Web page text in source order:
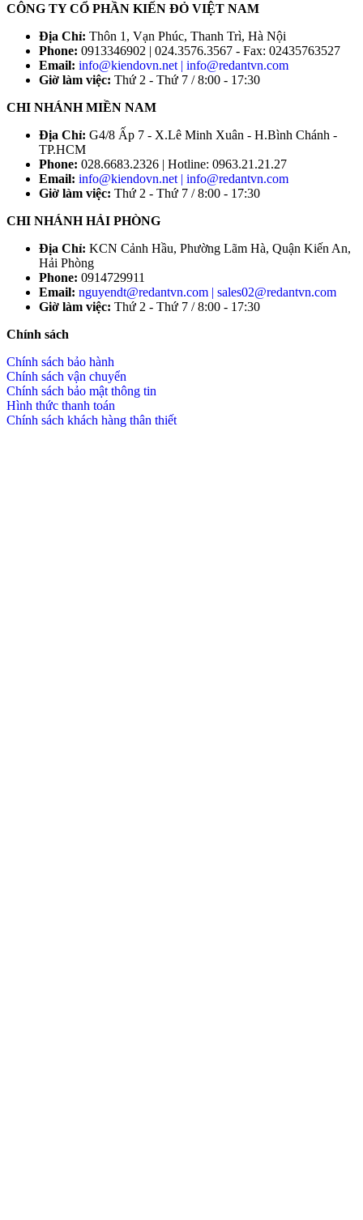
CÔNG TY CỔ PHẦN KIẾN ĐỎ VIỆT NAM
Địa Chỉ: Thôn 1, Vạn Phúc, Thanh Trì, Hà Nội
Phone: 0913346902 | 024.3576.3567 - Fax: 02435763527
Email: info@kiendovn.net | info@redantvn.com
Giờ làm việc: Thứ 2 - Thứ 7 / 8:00 - 17:30
CHI NHÁNH MIỀN NAM
Địa Chỉ: G4/8 Ấp 7 - X.Lê Minh Xuân - H.Bình Chánh -
TP.HCM
Phone: 028.6683.2326 | Hotline: 0963.21.21.27
Email: info@kiendovn.net | info@redantvn.com
Giờ làm việc: Thứ 2 - Thứ 7 / 8:00 - 17:30
CHI NHÁNH HẢI PHÒNG
Địa Chỉ: KCN Cảnh Hầu, Phường Lãm Hà, Quận Kiến An,
Hải Phòng
Phone: 0914729911
Email: nguyendt@redantvn.com | sales02@redantvn.com
Giờ làm việc: Thứ 2 - Thứ 7 / 8:00 - 17:30
Chính sách
Chính sách bảo hành
Chính sách vận chuyển
Chính sách bảo mật thông tin
Hình thức thanh toán
Chính sách khách hàng thân thiết